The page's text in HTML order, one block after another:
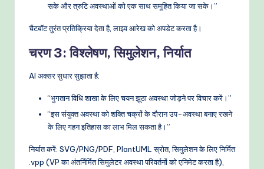
सके और त्रुटि अवस्थाओं को एक साथ समूहित किया जा सके।”
चैटबॉट तुरंत प्रतिक्रिया देता है, लाइव आरेख को अपडेट करता है।
चरण 3: विश्लेषण, सिमुलेशन, निर्यात
AI अक्सर सुधार सुझाता है:
“भुगतान विधि शाखा के लिए चयन झूठा अवस्था जोड़ने पर विचार करें।”
“इस संयुक्त अवस्था को शक्ति चक्रों के दौरान उप-अवस्था बनाए रखने
के लिए गहन इतिहास का लाभ मिल सकता है।”
निर्यात करें: SVG/PNG/PDF, PlantUML स्रोत, सिमुलेशन के लिए निर्मित
.vpp (VP का अंतर्निर्मित सिमुलेटर अवस्था परिवर्तनों को एनिमेट करता है),